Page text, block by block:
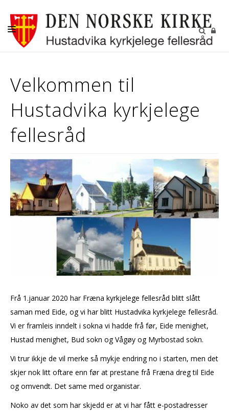
BARN OG UNGDOM
KONFIRMANT
GRAVPLASSENE
OM OSS
LEDIGE STILLINGER
RÅDENE I HUSTADVIKA
KIRKENE VÅRE
Velkommen til
Hustadvika kyrkjelege
fellesråd
Frå 1.januar 2020 har Fræna kyrkjelege fellesråd blitt slått
saman med Eide, og vi har blitt Hustadvika kyrkjelege fellesråd.
Vi er framleis inndelt i sokna vi hadde frå før, Eide menighet,
Hustad menighet, Bud sokn og Vågøy og Myrbostad sokn.
Vi trur ikkje de vil merke så mykje endring no i starten, men det
skjer nok litt oftare enn før at prestane frå Fræna dreg til Eide
og omvendt. Det same med organistar.
Noko av det som har skjedd er at vi har fått e-postadresser